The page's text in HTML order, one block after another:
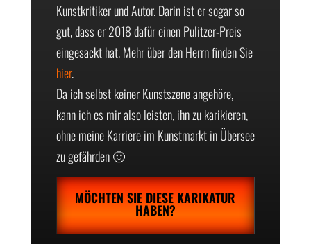
Kunstkritiker und Autor. Darin ist er sogar so
gut, dass er 2018 dafür einen Pulitzer-Preis
eingesackt hat. Mehr über den Herrn finden Sie
hier.
Da ich selbst keiner Kunstszene angehöre,
kann ich es mir also leisten, ihn zu karikieren,
ohne meine Karriere im Kunstmarkt in Übersee
zu gefährden 🙂
MÖCHTEN SIE DIESE KARIKATUR
HABEN?